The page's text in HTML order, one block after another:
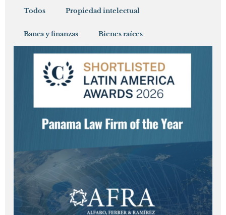
Todos Propiedad intelectual
Banca y finanzas Bienes raíces